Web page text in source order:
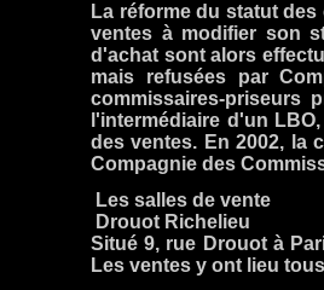
La réforme du statut
ventes à modifier son
d'achat sont alors
mais refusées par
commissaires-priseurs
l'intermédiaire d'un
des ventes. En 2002, la
Compagnie des
Les salles de vente
Drouot Richelieu
Situé 9, rue Drouot à
Les ventes y ont lieu